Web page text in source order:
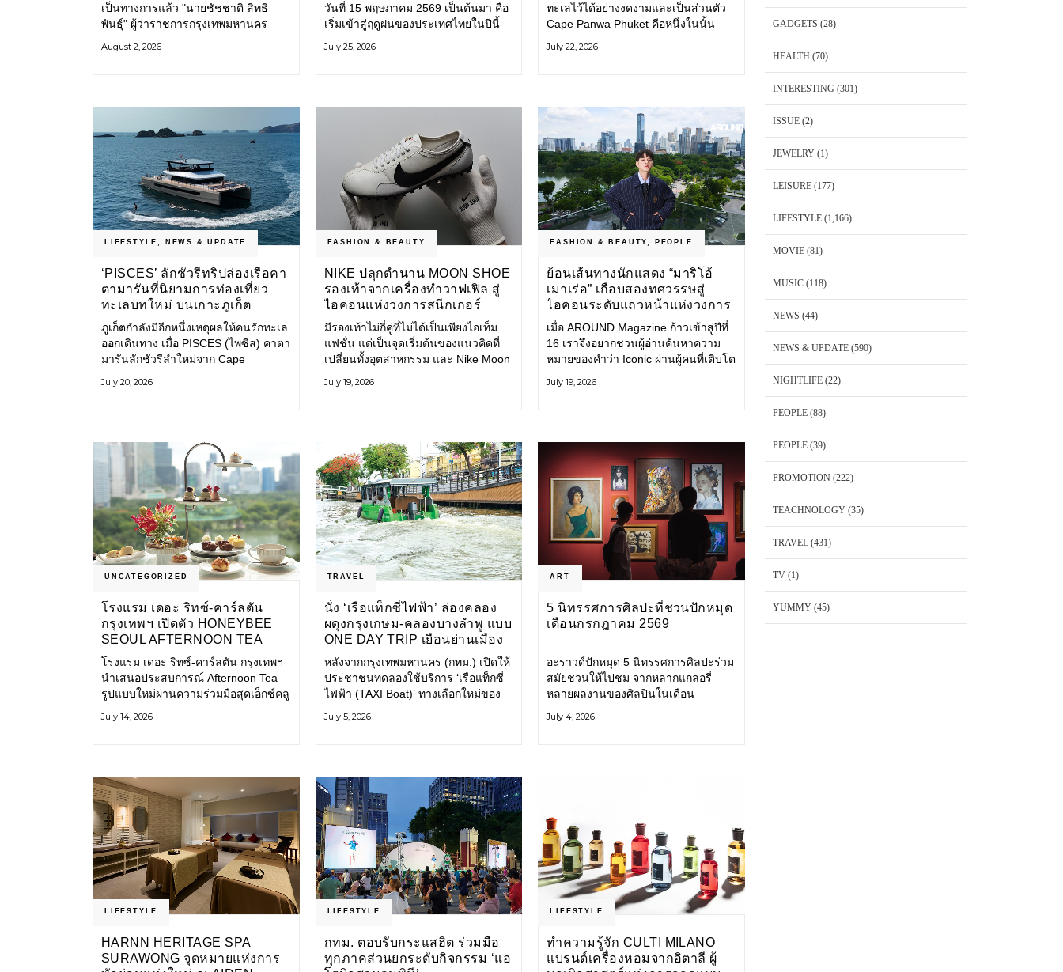
เป็นทางการแล้ว "นายชัชชาติ สิทธิ
พันธุ์" ผู้ว่าราชการกรุงเทพมหานคร
แปลงนโยบายสู่แผนยุทธศาสตร์ จัด
August 2, 2026
วันที่ 15 พฤษภาคม 2569 เป็นต้นมา คือ
เริ่มเข้าสู่ฤดูฝนของประเทศไทยในปีนี้
รับมือน้ำท่วม และเดินหน้าพัฒนา
July 25, 2026
ทะเลไว้ได้อย่างงดงามและเป็นส่วนตัว
Cape Panwa Phuket คือหนึ่งในนั้น
& Kantary Hotels ตั้งอยู่บนแหลมพันวา
July 22, 2026
LIFESTYLE NEWS & UPDATE
‘PISCES’ ลักชัวรีทริปล่องเรือคา
ตามารันที่นิยามการท่องเที่ยว
ทะเลบทใหม่ บนเกาะภูเก็ต
ภูเก็ตกำลังมีอีกหนึ่งเหตุผลให้คนรักทะเล
ออกเดินทาง เมื่อ PISCES (ไพซีส) คาตา
มารันลักชัวรีลำใหม่จาก Cape
ทะเลอันดามันและอ่าวพังงาในมุมที่ต่าง
เป็นส่วนหนึ่งของการเดินทาง ทั้งงาน
บริการ สิ่งอำนวยความสะดวก
July 20, 2026
FASHION & BEAUTY
NIKE ปลุกตำนาน MOON SHOE
รองเท้าจากเครื่องทำวาฟเฟิล สู่
ไอคอนแห่งวงการสนีกเกอร์
มีรองเท้าไม่กี่คู่ที่ไม่ได้เป็นเพียงไอเท็ม
แฟชั่น แต่เป็นจุดเริ่มต้นของแนวคิดที่
เปลี่ยนทั้งอุตสาหกรรม และ Nike Moon
ไอคอนที่ถือกำเนิดเมื่อกว่าครึ่งศตวรรษ
Nike
July 19, 2026
FASHION & BEAUTY PEOPLE
ย้อนเส้นทางนักแสดง “มาริโอ้
เมาเร่อ” เกือบสองทศวรรษสู่
ไอคอนระดับแถวหน้าแห่งวงการ
บันเทิงไทย
เมื่อ AROUND Magazine ก้าวเข้าสู่ปีที่
16 เราจึงอยากชวนผู้อ่านค้นหาความ
หมายของคำว่า Iconic ผ่านผู้คนที่เติบโต
ตนไว้อย่างมั่นคง หนึ่งในนั้นคือ มาริโอ้
July 19, 2026
UNCATEGORIZED
โรงแรม เดอะ ริทซ์-คาร์ลตัน
กรุงเทพฯ เปิดตัว HONEYBEE
SEOUL AFTERNOON TEA
COLLABORATION ณ คาเลโอ
(CALEŌ) ชวนสัมผัสเสน่ห์ของ
ขนมหวานร่วมสมัยจากกรุงโซล
โรงแรม เดอะ ริทซ์-คาร์ลตัน กรุงเทพฯ
นำเสนอประสบการณ์ Afternoon Tea
รูปแบบใหม่ผ่านความร่วมมือสุดเอ็กซ์คลู
หวานสไตล์ฝรั่งเศสร่วมสมัยชื่อดังจาก
July 14, 2026
TRAVEL
นั่ง ‘เรือแท็กซี่ไฟฟ้า’ ล่องคลอง
ผดุงกรุงเกษม-คลองบางลำพู แบบ
ONE DAY TRIP เยือนย่านเมือง
เก่า เที่ยววิถีสโลว์ไลฟ์แบบรักษ์
โลก
หลังจากกรุงเทพมหานคร (กทม.) เปิดให้
ประชาชนทดลองใช้บริการ ‘เรือแท็กซี่
ไฟฟ้า (TAXI Boat)’ ทางเลือกใหม่ของ
และเป็นมิตรกับสิ่งแวดล้อม ผ่าน
July 5, 2026
ART
5 นิทรรศการศิลปะที่ชวนปักหมุด
เดือนกรกฎาคม 2569
อะราวด์ปักหมุด 5 นิทรรศการศิลปะร่วม
สมัยชวนให้ไปชม จากหลากแกลอรี่
หลายผลงานของศิลปินในเดือน
วันนี้ – 16 สิงหาคม 2569 นิทรรศการ
July 4, 2026
LIFESTYLE
HARNN HERITAGE SPA
SURAWONG จุดหมายแห่งการ
LIFESTYLE
กทม. ตอบรับกระแสฮิต ร่วมมือ
ทุกภาคส่วนยกระดับกิจกรรม ‘แอ
LIFESTYLE
ทำความรู้จัก CULTI MILANO
แบรนด์เครื่องหอมจากอิตาลี ผู้
GADGETS (28)
HEALTH (70)
INTERESTING (301)
ISSUE (2)
JEWELRY (1)
LEISURE (177)
LIFESTYLE (1,166)
MOVIE (81)
MUSIC (118)
NEWS (44)
NEWS & UPDATE (590)
NIGHTLIFE (22)
PEOPLE (88)
PEOPLE (39)
PROMOTION (222)
TEACHNOLOGY (35)
TRAVEL (431)
TV (1)
YUMMY (45)